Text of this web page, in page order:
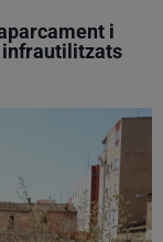
i
infrautilitzats